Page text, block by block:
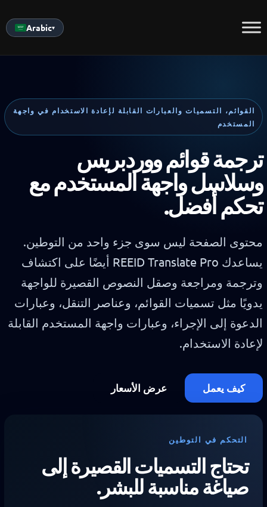
to
Arabic▾
القوائم، التسميات والعبارات القابلة لإعادة الاستخدام في واجهة
المستخدم
ترجمة قوائم ووردبريس
وسلاسل واجهة المستخدم مع
تحكم أفضل.
محتوى الصفحة ليس سوى جزء واحد من التوطين.
يساعدك REEID Translate Pro أيضًا على اكتشاف
وترجمة ومراجعة وصقل النصوص القصيرة للواجهة
يدويًا مثل تسميات القوائم، وعناصر التنقل، وعبارات
الدعوة إلى الإجراء، وعبارات واجهة المستخدم القابلة
لإعادة الاستخدام.
كيف يعمل عرض الأسعار
التحكم في التوطين
تحتاج التسميات القصيرة إلى
صياغة مناسبة للبشر.